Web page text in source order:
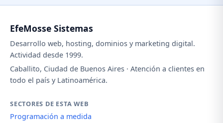
EfeMosse Sistemas
Desarrollo web, hosting, dominios y marketing digital.
Actividad desde 1999.
Caballito, Ciudad de Buenos Aires · Atención a clientes en
todo el país y Latinoamérica.
SECTORES DE ESTA WEB
Programación a medida